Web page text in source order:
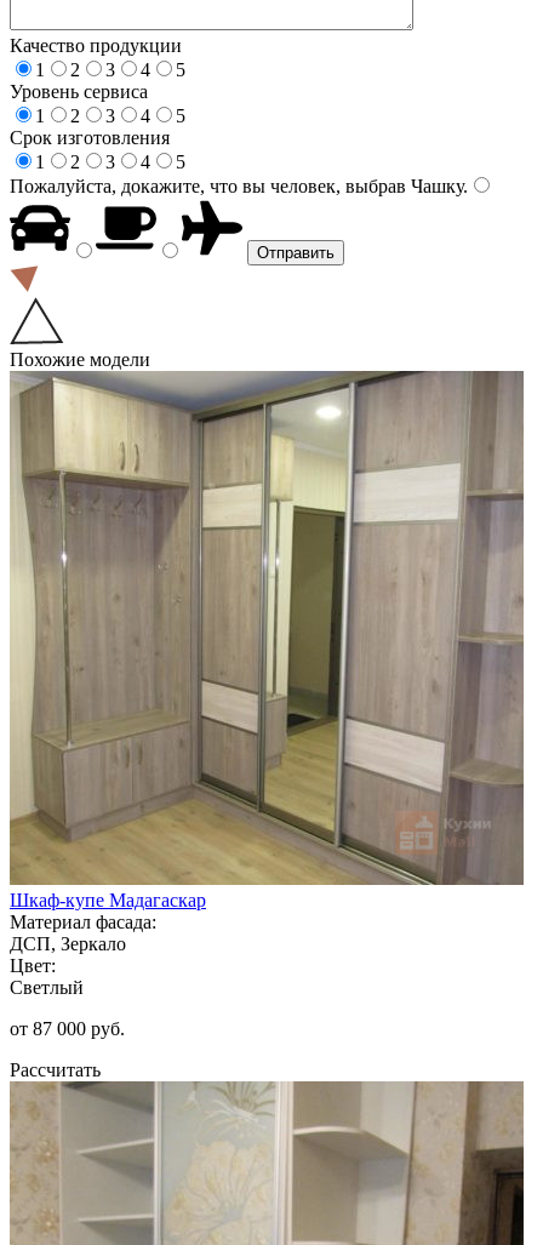
Качество продукции
1
2 3 4
5
Уровень сервиса
1
2 3 4
5
Срок изготовления
1
2 3 4
5
Пожалуйста, докажите, что вы человек, выбрав Чашку.
Похожие модели
Шкаф-купе Мадагаскар
Материал фасада:
ДСП, Зеркало
Цвет:
Светлый
от 87 000 руб.
Рассчитать